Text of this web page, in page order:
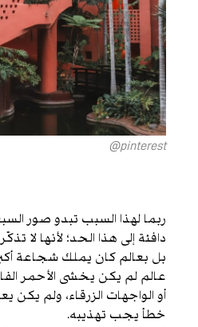
pinterest@
ربما لهذا السبب تبدو صور
دافئة إلى هذا الحد؛ لأنها لا
بل بعالم كان يملك شجاعة
عالم لم يكن يخشى الأحمر
أو الواجهات الزرقاء، ولم يكن
خطأ يجب تهذيبه.